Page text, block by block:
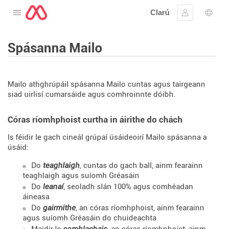
Oscail an roghchlár
Clarú
Sínigh
Spásanna Mailo
Mailo athghrúpáil spásanna Mailo cuntas agus tairgeann
siad uirlisí cumarsáide agus comhroinnte dóibh.
Córas ríomhphoist curtha in áirithe do chách
Is féidir le gach cineál grúpaí úsáideoirí Mailo spásanna a
úsáid:
Do teaghlaigh, cuntas do gach ball, ainm fearainn
teaghlaigh agus suíomh Gréasáin
Do leanaí, seoladh slán 100% agus comhéadan
áineasa
Do gairmithe, an córas ríomhphoist, ainm fearainn
agus suíomh Gréasáin do chuideachta